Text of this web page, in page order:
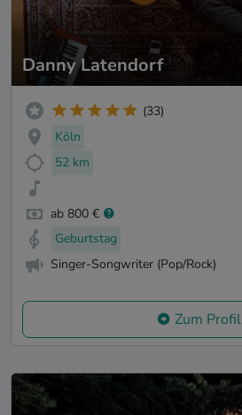
Danny Latendorf
(33)
Köln
52 km
ab 800 €
Geburtstag
Singer-Songwriter (Pop/Rock)
Zum Profil